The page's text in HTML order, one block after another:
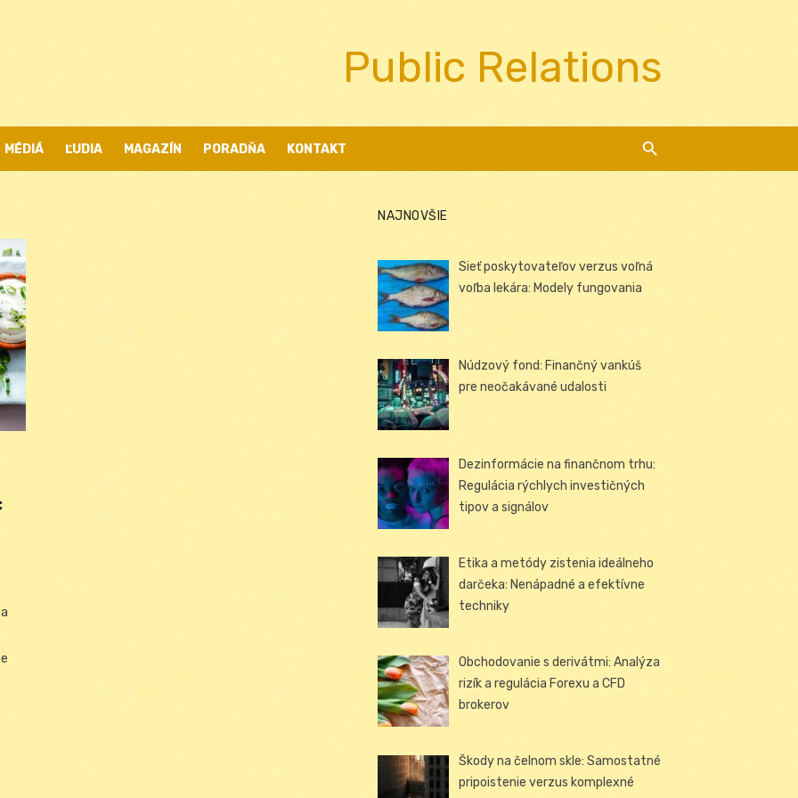
Public Relations
MÉDIÁ ĽUDIA MAGAZÍN PORADŇA KONTAKT
NAJNOVŠIE
Sieť poskytovateľov verzus voľná
voľba lekára: Modely fungovania
Núdzový fond: Finančný vankúš
pre neočakávané udalosti
Dezinformácie na finančnom trhu:
Regulácia rýchlych investičných
tipov a signálov
Etika a metódy zistenia ideálneho
darčeka: Nenápadné a efektívne
techniky
Obchodovanie s derivátmi: Analýza
rizík a regulácia Forexu a CFD
brokerov
Škody na čelnom skle: Samostatné
pripoistenie verzus komplexné